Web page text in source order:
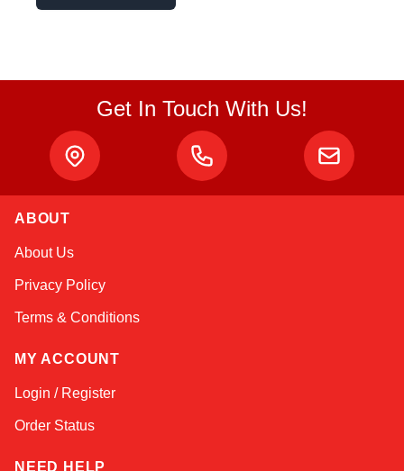
Get In Touch With Us!
ABOUT
About Us
Privacy Policy
Terms & Conditions
MY ACCOUNT
Login / Register
Order Status
NEED HELP